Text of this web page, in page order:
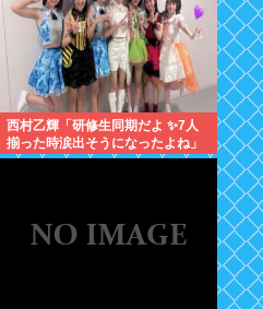
西村乙輝「研修生同期だよ ✨7人
揃った時涙出そうになったよね」